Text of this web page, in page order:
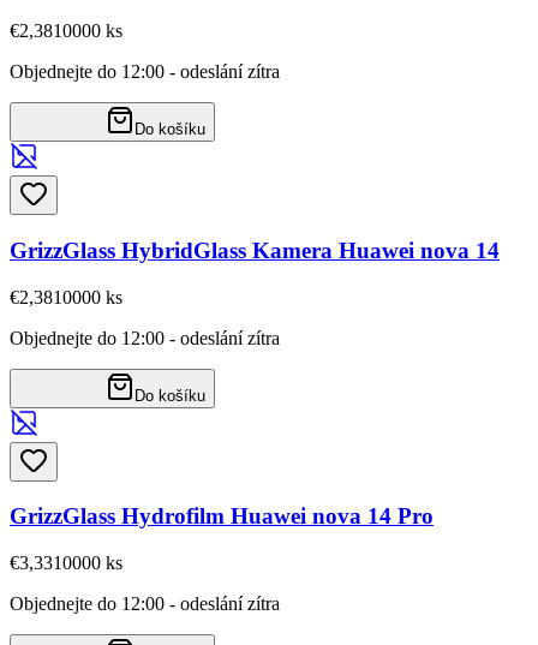
€2,3810000 ks
Objednejte do 12:00 - odeslání zítra
Do košíku
GrizzGlass HybridGlass Kamera Huawei nova 14
€2,3810000 ks
Objednejte do 12:00 - odeslání zítra
Do košíku
GrizzGlass Hydrofilm Huawei nova 14 Pro
€3,3310000 ks
Objednejte do 12:00 - odeslání zítra